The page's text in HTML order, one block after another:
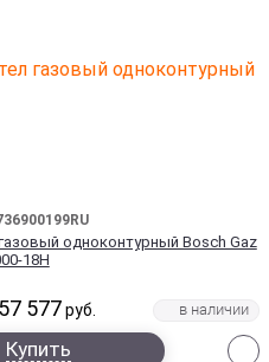
одноконтурный Bosch Gaz
18H
57 577 руб.
Купить